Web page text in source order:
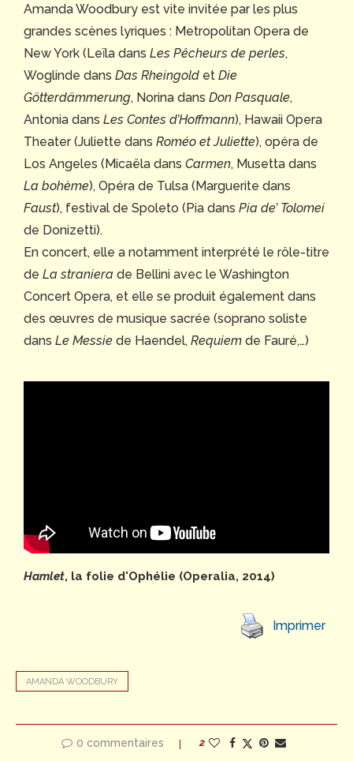
Amanda Woodbury est vite invitée par les plus
grandes scènes lyriques : Metropolitan Opera de
New York (Leïla dans Les Pêcheurs de perles,
Woglinde dans Das Rheingold et Die
Götterdämmerung, Norina dans Don Pasquale,
Antonia dans Les Contes d’Hoffmann), Hawaii Opera
Theater (Juliette dans Roméo et Juliette), opéra de
Los Angeles (Micaëla dans Carmen, Musetta dans
La bohème), Opéra de Tulsa (Marguerite dans
Faust), festival de Spoleto (Pia dans Pia de’ Tolomei
de Donizetti).
En concert, elle a notamment interprété le rôle-titre
de La straniera de Bellini avec le Washington
Concert Opera, et elle se produit également dans
des œuvres de musique sacrée (soprano soliste
dans Le Messie de Haendel, Requiem de Fauré,…)
Hamlet, la folie d'Ophélie (Operalia, 2014)
Imprimer
AMANDA WOODBURY
0 commentaires 2